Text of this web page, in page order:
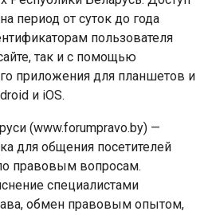
период от суток до года
пользователя
так и с помощью
приложения для планшетов и
и iOS.
(www.forumpravo.by) —
для общения посетителей
правовым вопросам.
специалистами
обмен правовым опытом,